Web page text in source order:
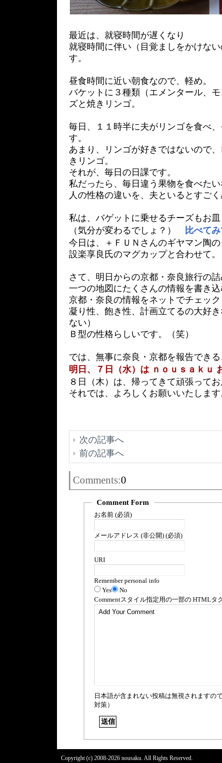
最近は、就寝時間が遅くなり
就寝時間に伴い（目覚ましをかけな
す。
昼食時間に近い朝食なので、軽め。
バケットに３種類（エメンタール、
ズと焼きリンゴ。
毎日、１１時半に夫がリンゴを食べ
す。
あまり、リンゴが好きではないので
きリンゴ。
それが、毎日の日課です。
私だったら、毎日違う果物を食べた
人の性格の違いを、夫といるとすご
私は、バゲットに乗せるチーズもお
（気分が変わるでしょ？）
比べて
今日は、＋ＦＵＮさんのギヤマン陶
設楽享良氏のマグカップと合わせて。
さて、明日からの京都・奈良旅行の
一つの地図にたくさんの情報を書き
京都・奈良の情報をネットでチェッ
凝り性、飽き性、計画立てるの大好
ない）
Ｂ型の性格らしいです。（笑）
では、無事に奈良・京都を報告でき
明日、７日（水）は ｎｏｕｓａｋｕ
８日（木）は、帰ってきて頑張って
それでは、よろしくお願いいたしま
次の記事へ
前の記事へ
Comments:0
Comment Form
お名前 (必須)
メールアドレス (非公開) (必須)
URI
Remember personal info
Yes
No
Commentスタイル指定用の一部の HTMLタ
日本語が含まれない投稿は無視されますの
対策）
Copyright (c) 2008-2026 nousaku. All Rights Reserved.